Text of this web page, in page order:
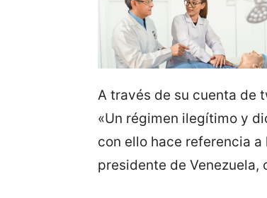
A través de su cuenta de
«Un régimen ilegítimo y
con ello hace referencia
presidente de Venezuela,